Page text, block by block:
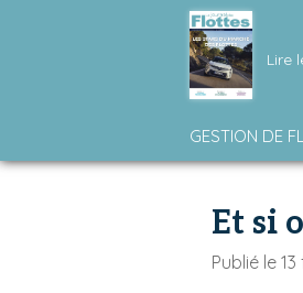
Lire
GESTION DE
Et si
Publié le